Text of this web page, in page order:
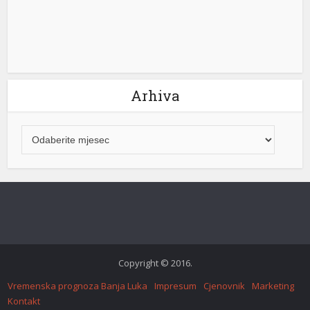
Arhiva
Copyright © 2016.
Vremenska prognoza Banja Luka
Impresum Cjenovnik
Marketing
Kontakt